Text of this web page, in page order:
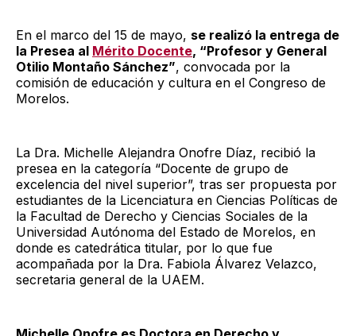
En el marco del 15 de mayo, se realizó la entrega de
la Presea al Mérito Docente, “Profesor y General
Otilio Montaño Sánchez”, convocada por la
comisión de educación y cultura en el Congreso de
Morelos.
La Dra. Michelle Alejandra Onofre Díaz, recibió la
presea en la categoría “Docente de grupo de
excelencia del nivel superior”, tras ser propuesta por
estudiantes de la Licenciatura en Ciencias Políticas de
la Facultad de Derecho y Ciencias Sociales de la
Universidad Autónoma del Estado de Morelos, en
donde es catedrática titular, por lo que fue
acompañada por la Dra. Fabiola Álvarez Velazco,
secretaria general de la UAEM.